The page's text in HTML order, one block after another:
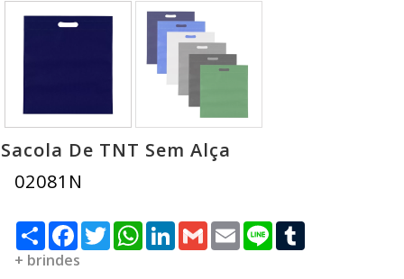
Sacola De TNT Sem Alça
02081N
Compartilhar
Facebook
TwitterWhatsApp
LinkedIn
GmailEmailLine
+ brindes